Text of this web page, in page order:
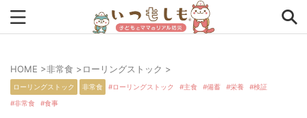
タグから探す
0次の備え
HOME >非常食 >ローリングストック >
ローリングストック 非常食 ローリングストック 主食 備蓄 栄養
検証
非常食
食事